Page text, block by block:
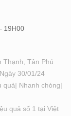
19H00
Thạnh, Tân Phú
30/01/24
quả| Nhanh chóng|
quả số 1 tại Việt